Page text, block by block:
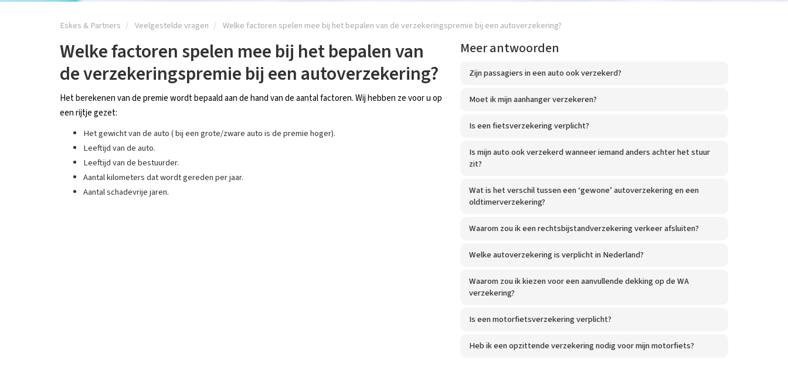
Eskes & Partners Veelgestelde vragen Welke factoren spelen mee bij het bepalen van de verzekeringspremie bij een autoverzekering?
Welke factoren spelen mee bij het bepalen van
de verzekeringspremie bij een autoverzekering?
Het berekenen van de premie wordt bepaald aan de hand van de aantal factoren. Wij hebben ze voor u op
een rijtje gezet:
Het gewicht van de auto ( bij een grote/zware auto is de premie hoger).
Leeftijd van de auto.
Leeftijd van de bestuurder.
Aantal kilometers dat wordt gereden per jaar.
Aantal schadevrije jaren.
Meer antwoorden
Zijn passagiers in een auto ook verzekerd?
Moet ik mijn aanhanger verzekeren?
Is een fietsverzekering verplicht?
Is mijn auto ook verzekerd wanneer iemand anders achter het stuur
zit?
Wat is het verschil tussen een ‘gewone’ autoverzekering en een
oldtimerverzekering?
Waarom zou ik een rechtsbijstandverzekering verkeer afsluiten?
Welke autoverzekering is verplicht in Nederland?
Waarom zou ik kiezen voor een aanvullende dekking op de WA
verzekering?
Is een motorfietsverzekering verplicht?
Heb ik een opzittende verzekering nodig voor mijn motorfiets?